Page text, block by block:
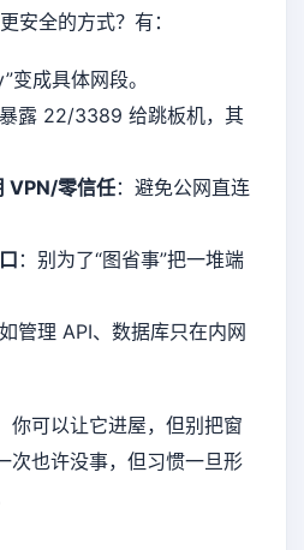
安全的方式？有：
变成具体网段。
露 22/3389 给跳板机，其
VPN/零信任：避免公网直连
：别为了“图省事”把一堆端
管理 API、数据库只在内网
你可以让它进屋，但别把窗
次也许没事，但习惯一旦形